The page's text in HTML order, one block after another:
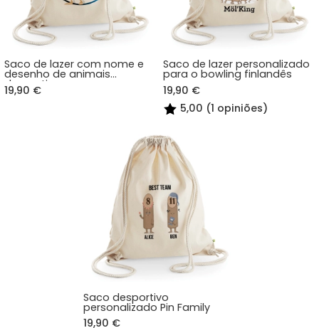
Saco de lazer com nome e
desenho de animais
desportivos
19,90 €
Saco de lazer personalizado
para o bowling finlandês
19,90 €
5,00 (1 opiniões)
Saco desportivo
personalizado Pin Family
19,90 €